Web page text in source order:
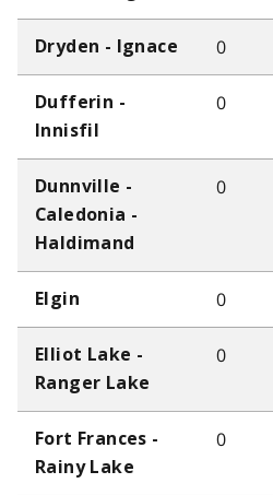
Dryden - Ignace 0
Dufferin -
Innisfil
0
Dunnville -
Caledonia -
Haldimand
0
Elgin 0
Elliot Lake -
Ranger Lake
0
Fort Frances -
Rainy Lake
0